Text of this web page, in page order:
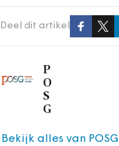
Deel dit artikel
P
O
S
G
Bekijk alles van POSG